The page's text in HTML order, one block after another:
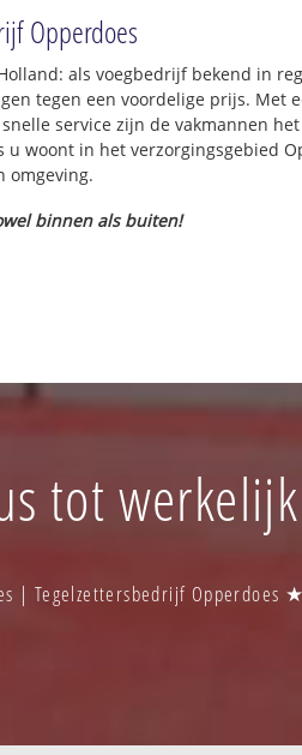
Opperdoes
als voegbedrijf bekend in
tegen een voordelige prijs. Met
service zijn de vakmannen
u woont in het verzorgingsgebied
omgeving.
binnen als buiten!
tot
| Tegelzettersbedrijf Opperdoes ★